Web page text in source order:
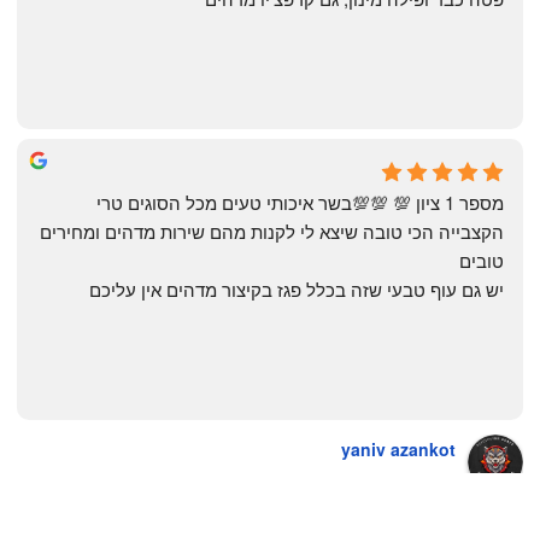
The Artechology
a year ago
yaniv azankot
טובים
יש גם עוף טבעי שזה בכלל פגז בקיצור מדהים אין עליכם